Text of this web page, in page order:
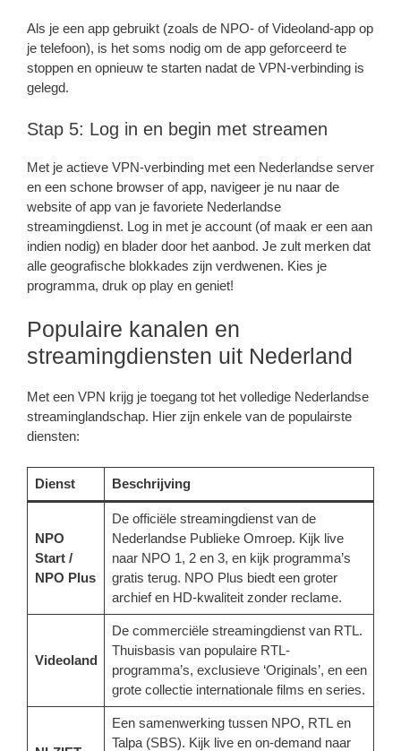
Als je een app gebruikt (zoals de NPO- of Videoland-app op
je telefoon), is het soms nodig om de app geforceerd te
stoppen en opnieuw te starten nadat de VPN-verbinding is
gelegd.
Stap 5: Log in en begin met streamen
Met je actieve VPN-verbinding met een Nederlandse server
en een schone browser of app, navigeer je nu naar de
website of app van je favoriete Nederlandse
streamingdienst. Log in met je account (of maak er een aan
indien nodig) en blader door het aanbod. Je zult merken dat
alle geografische blokkades zijn verdwenen. Kies je
programma, druk op play en geniet!
Populaire kanalen en
streamingdiensten uit Nederland
Met een VPN krijg je toegang tot het volledige Nederlandse
streaminglandschap. Hier zijn enkele van de populairste
diensten:
Dienst Beschrijving
NPO
Start /
NPO Plus
De officiële streamingdienst van de
Nederlandse Publieke Omroep. Kijk live
naar NPO 1, 2 en 3, en kijk programma’s
gratis terug. NPO Plus biedt een groter
archief en HD-kwaliteit zonder reclame.
Videoland
De commerciële streamingdienst van RTL.
Thuisbasis van populaire RTL-
programma’s, exclusieve ‘Originals’, en een
grote collectie internationale films en series.
Een samenwerking tussen NPO, RTL en
Talpa (SBS). Kijk live en on-demand naar